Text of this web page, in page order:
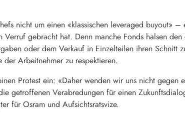
nicht um einen «klassischen leveraged buyout» –
gebracht hat. Denn manche Fonds halsen
oder dem Verkauf in Einzelteilen ihren Schnitt
Arbeitnehmer zu respektieren.
Protest ein: «Daher wenden wir uns nicht gegen
getroffenen Verabredungen für einen
für Osram und Aufsichtsratsvize.